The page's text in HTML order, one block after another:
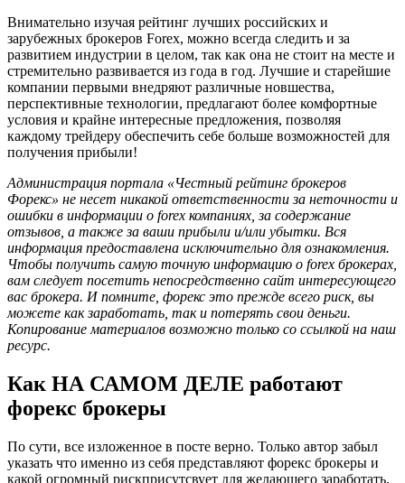
Внимательно изучая рейтинг лучших российских и
зарубежных брокеров Forex, можно всегда следить и за
развитием индустрии в целом, так как она не стоит на месте и
стремительно развивается из года в год. Лучшие и старейшие
компании первыми внедряют различные новшества,
перспективные технологии, предлагают более комфортные
условия и крайне интересные предложения, позволяя
каждому трейдеру обеспечить себе больше возможностей для
получения прибыли!
Администрация портала «Честный рейтинг брокеров
Форекс» не несет никакой ответственности за неточности и
ошибки в информации о forex компаниях, за содержание
отзывов, а также за ваши прибыли и/или убытки. Вся
информация предоставлена исключительно для ознакомления.
Чтобы получить самую точную информацию о forex брокерах,
вам следует посетить непосредственно сайт интересующего
вас брокера. И помните, форекс это прежде всего риск, вы
можете как заработать, так и потерять свои деньги.
Копирование материалов возможно только со ссылкой на наш
ресурс.
Как НА САМОМ ДЕЛЕ работают
форекс брокеры
По сути, все изложенное в посте верно. Только автор забыл
указать что именно из себя представляют форекс брокеры и
какой огромный рискприсутсвует для желающего заработать,